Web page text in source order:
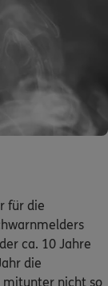
die
ca. 10 Jahre
die
nicht so
Sie auf